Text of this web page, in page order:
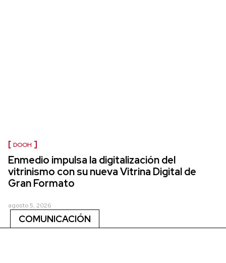
DOOH
Enmedio impulsa la digitalización del
vitrinismo con su nueva Vitrina Digital de
Gran Formato
agosto 5, 2026
COMUNICACIÓN